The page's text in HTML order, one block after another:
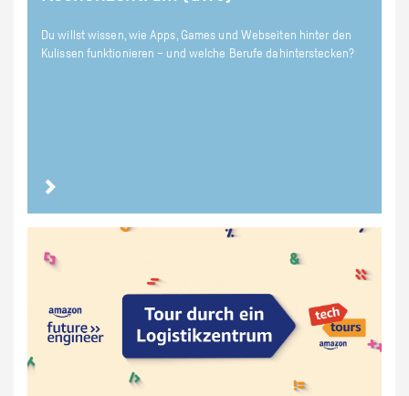
Du willst wissen, wie Apps, Games und Webseiten hinter den
Kulissen funktionieren – und welche Berufe dahinterstecken?